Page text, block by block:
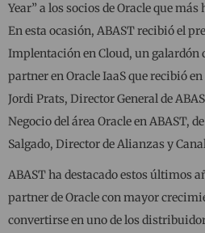
Year” a los socios de Oracle que
En esta ocasión, ABAST recibió el
Implentación en Cloud, un galardón
partner en Oracle IaaS que recibió
Jordi Prats, Director General de
Negocio del área Oracle en ABAST,
Salgado, Director de Alianzas y
ABAST ha destacado estos últimos
partner de Oracle con mayor
convertirse en uno de los